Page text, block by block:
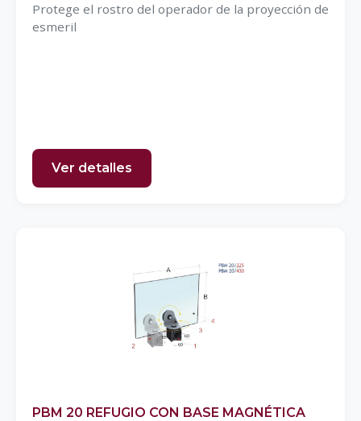
Protege el rostro del operador de la proyección de
esmeril
Ver detalles
PBM 20 REFUGIO CON BASE MAGNÉTICA